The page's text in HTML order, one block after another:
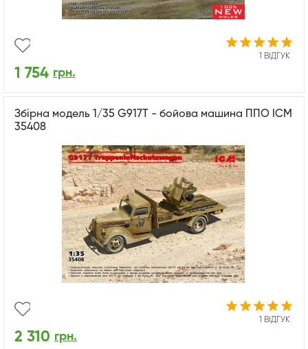
1 ВІДГУК
1 754 грн.
Збірна модель 1/35 G917T - бойова машина ППО ICM
35408
1 ВІДГУК
2 310 грн.